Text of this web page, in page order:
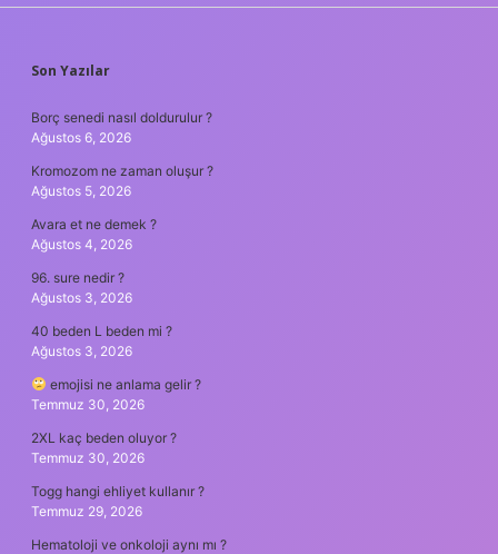
SIDEBAR
Son Yazılar
Borç senedi nasıl doldurulur ?
Ağustos 6, 2026
Kromozom ne zaman oluşur ?
Ağustos 5, 2026
Avara et ne demek ?
Ağustos 4, 2026
96. sure nedir ?
Ağustos 3, 2026
40 beden L beden mi ?
Ağustos 3, 2026
emojisi ne anlama gelir ?
Temmuz 30, 2026
2XL kaç beden oluyor ?
Temmuz 30, 2026
Togg hangi ehliyet kullanır ?
Temmuz 29, 2026
Hematoloji ve onkoloji aynı mı ?